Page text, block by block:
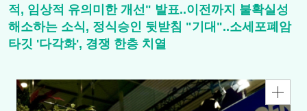
적, 임상적 유의미한 개선" 발표..이전까지 불확실성
해소하는 소식, 정식승인 뒷받침 "기대"..소세포폐암
타깃 '다각화', 경쟁 한층 치열